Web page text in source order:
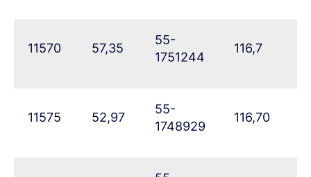
11570 57,35
55-
1751244
116,7
11575 52,97
55-
1748929
116,70